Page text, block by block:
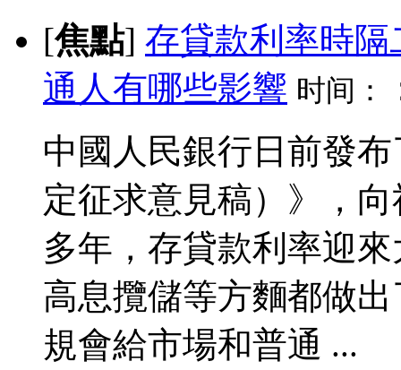
[焦點] 存貸款利率時
通人有哪些影響 时间：
中國人民銀行日前發
定征求意見稿）》，
多年，存貸款利率迎
高息攬儲等方麵都做
規會給市場和普通 ...